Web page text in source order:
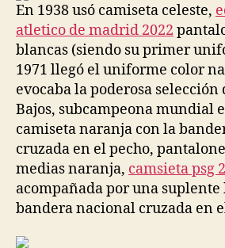
En 1938 usó camiseta celeste,
atletico de madrid 2022
blancas (siendo su primer
1971 llegó el uniforme color
evocaba la poderosa selección
Bajos, subcampeona mundial
camiseta naranja con la
cruzada en el pecho,
medias naranja, camsieta psg
acompañada por una
bandera nacional cruzada en